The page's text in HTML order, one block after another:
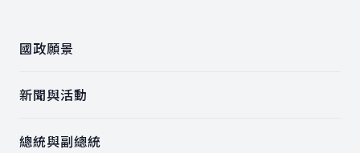
國政願景
新聞與活動
總統與副總統